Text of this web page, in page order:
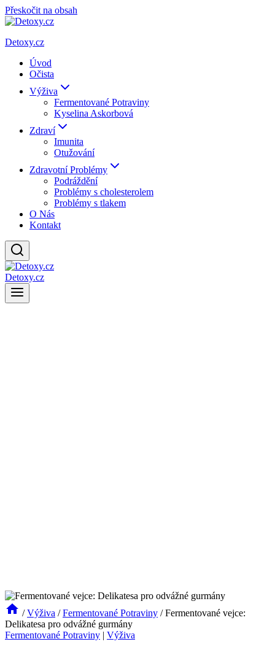
Přeskočit na obsah
Detoxy.cz
Úvod
Očista
Výživa
Fermentované Potraviny
Kyselina Askorbová
Zdraví
Imunita
Otužování
Zdravotní Problémy
Podráždění
Problémy s cholesterolem
Problémy s tlakem
O Nás
Kontakt
Detoxy.cz
/ Výživa / Fermentované Potraviny / Fermentované vejce:
Delikatesa pro odvážné gurmány
Fermentované Potraviny | Výživa